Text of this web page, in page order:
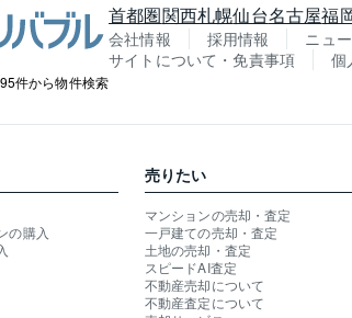
件から物件検索
首都圏関西札幌仙台名古屋福
会社情報 採用情報 ニュ
サイトについて・免責事項
個
の購入
売りたい
マンションの売却・査定
一戸建ての売却・査定
土地の売却・査定
スピードAI査定
不動産売却について
不動産査定について